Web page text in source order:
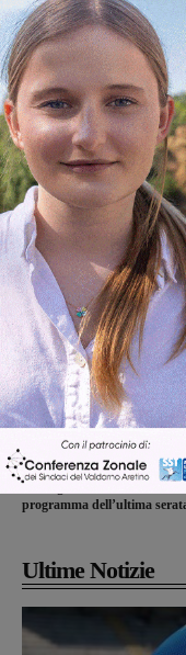
Pnrr, il gruppo
ringraziamento
Cronaca 4 Agosto
Un anno fa la
Gianni, Giulia
processo, lo
Cronaca 3 Agosto 2026
Scomparso da
Fiorentino
Levane nel 2020
Articolo precedente
Rissa al festival, un ragazzo
sarà sottoposto a intervento
chirurgico. Annullato anche il
programma dell’ultima
Ultime Notizie